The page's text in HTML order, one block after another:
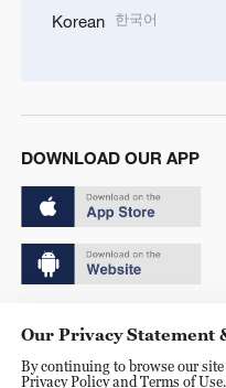
Korean 한국어
DOWNLOAD OUR APP
京ICP备20000184号
Our Privacy Statement
By continuing to browse our site
Privacy Policy and Terms of